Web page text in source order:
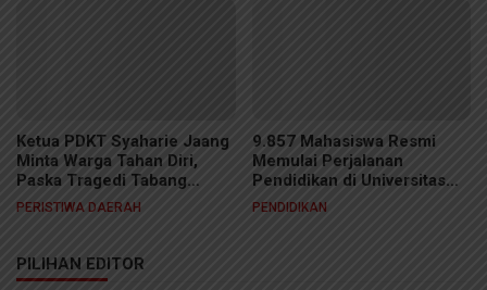
Ketua PDKT Syaharie Jaang
Minta Warga Tahan Diri,
Paska Tragedi Tabang
Berdarah
PERISTIWA DAERAH
9.857 Mahasiswa Resmi
Memulai Perjalanan
Pendidikan di Universitas
Jember
PENDIDIKAN
PILIHAN EDITOR